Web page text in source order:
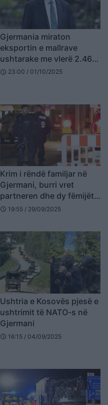
Gjermania miraton
eksportin e mallrave
ushtarake me vlerë 2.46
milionë euro në Izrael
schedule 23:00 / 01/10/2025
Krim i rëndë familjar në
Gjermani, burri vret
partneren dhe dy fëmijët e
mitur, më pas vetëvritet
schedule 19:55 / 29/09/2025
Ushtria e Kosovës pjesë e
ushtrimit të NATO-s në
Gjermani
schedule 16:15 / 04/09/2025